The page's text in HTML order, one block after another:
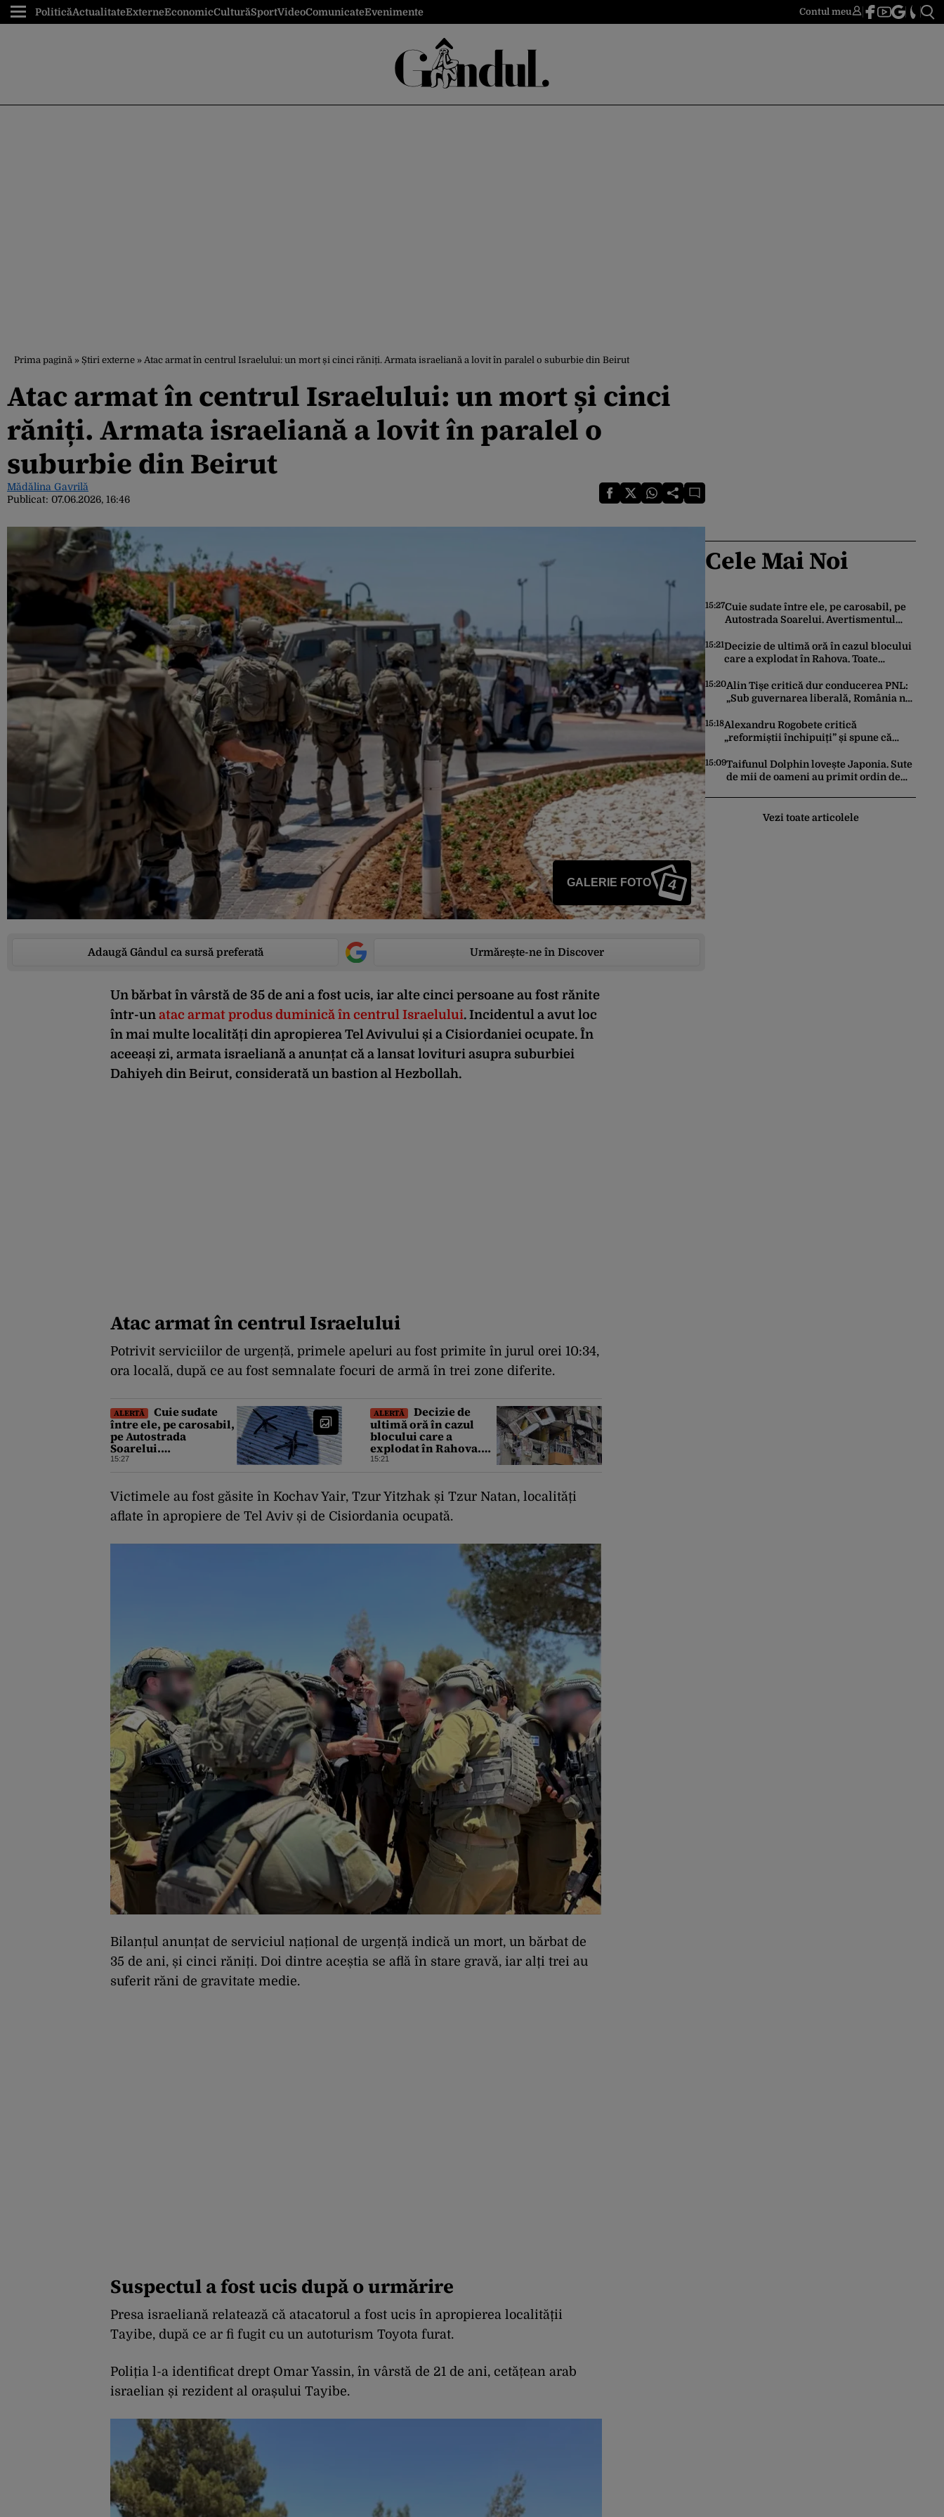
PoliticăActualitateExterneEconomicCulturăSportVideoComunicateEvenimente Contul meu
Prima pagină » Știri externe » Atac armat în centrul Israelului: un mort și cinci răniți. Armata israeliană a lovit în paralel o suburbie din Beirut
Atac armat în centrul Israelului: un mort și cinci
răniți. Armata israeliană a lovit în paralel o
suburbie din Beirut
Mădălina Gavrilă
Publicat: 07.06.2026, 16:46
GALERIE FOTO 4
Adaugă Gândul ca sursă preferată Urmărește-ne în Discover
Un bărbat în vârstă de 35 de ani a fost ucis, iar alte cinci persoane au fost rănite
într-un atac armat produs duminică în centrul Israelului. Incidentul a avut loc
în mai multe localități din apropierea Tel Avivului și a Cisiordaniei ocupate. În
aceeași zi, armata israeliană a anunțat că a lansat lovituri asupra suburbiei
Dahiyeh din Beirut, considerată un bastion al Hezbollah.
Atac armat în centrul Israelului
Potrivit serviciilor de urgență, primele apeluri au fost primite în jurul orei 10:34,
ora locală, după ce au fost semnalate focuri de armă în trei zone diferite.
ALERTĂ
Cuie sudate
între ele, pe carosabil,
pe Autostrada
Soarelui.
Avertismentul
care tranzitează A2
15:27
ALERTĂ
Decizie de
ultimă oră în cazul
blocului care a
explodat în Rahova.
Toate apartamentele
15:21
Victimele au fost găsite în Kochav Yair, Tzur Yitzhak și Tzur Natan, localități
aflate în apropiere de Tel Aviv și de Cisiordania ocupată.
Bilanțul anunțat de serviciul național de urgență indică un mort, un bărbat de
35 de ani, și cinci răniți. Doi dintre aceștia se află în stare gravă, iar alți trei au
suferit răni de gravitate medie.
Suspectul a fost ucis după o urmărire
Presa israeliană relatează că atacatorul a fost ucis în apropierea localității
Tayibe, după ce ar fi fugit cu un autoturism Toyota furat.
Poliția l-a identificat drept Omar Yassin, în vârstă de 21 de ani, cetățean arab
israelian și rezident al orașului Tayibe.
Cele Mai Noi
15:27Cuie sudate între ele, pe carosabil, pe
Autostrada Soarelui. Avertismentul
pentru cei care tranzitează A2
15:21Decizie de ultimă oră în cazul blocului
care a explodat în Rahova. Toate
senzori seismici
15:20Alin Tișe critică dur conducerea PNL:
„Sub guvernarea liberală, România nu
15:18Alexandru Rogobete critică
„reformiștii închipuiți” și spune că
competență
15:09Taifunul Dolphin lovește Japonia. Sute
de mii de oameni au primit ordin de
Vezi toate articolele